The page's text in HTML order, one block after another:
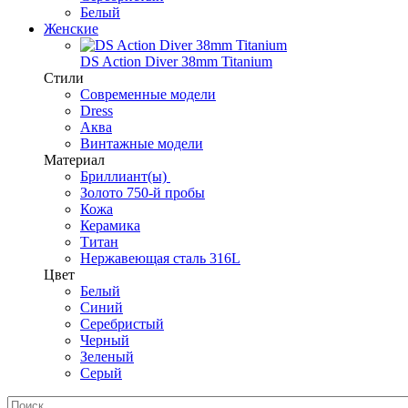
Белый
Женские
DS Action Diver 38mm Titanium
Стили
Современные модели
Dress
Аква
Винтажные модели
Материал
Бриллиант(ы)
Золото 750-й пробы
Кожа
Керамика
Титан
Нержавеющая сталь 316L
Цвет
Белый
Синий
Серебристый
Черный
Зеленый
Серый